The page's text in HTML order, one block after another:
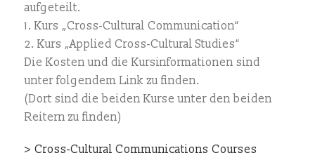
aufgeteilt.
1. Kurs „Cross-Cultural Communication“
2. Kurs „Applied Cross-Cultural Studies“
Die Kosten und die Kursinformationen sind
unter folgendem Link zu finden.
(Dort sind die beiden Kurse unter den beiden
Reitern zu finden)
> Cross-Cultural Communications Courses